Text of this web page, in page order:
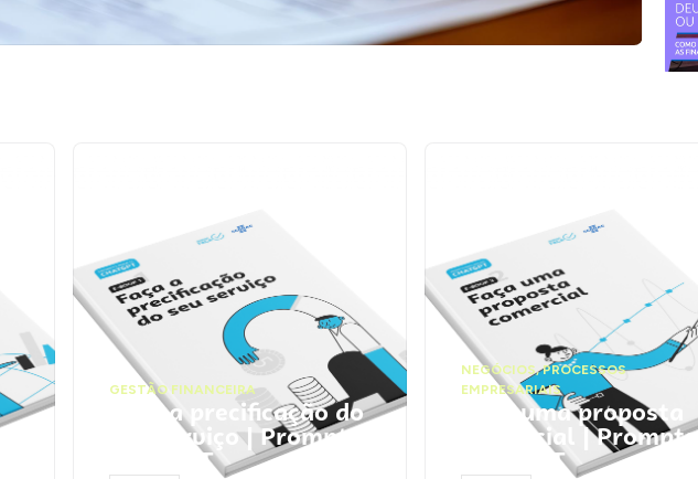
GESTÃO FINANCEIRA
Faça a precificação do
seu serviço | Prompts
ChatGPT
NEGÓCIOS,PROCESSOS
EMPRESARIAIS
Faça uma proposta
comercial | Prompts
ChatGPT